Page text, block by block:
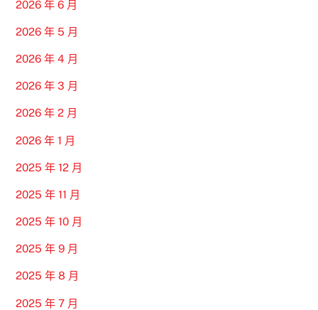
2026 年 6 月
2026 年 5 月
2026 年 4 月
2026 年 3 月
2026 年 2 月
2026 年 1 月
2025 年 12 月
2025 年 11 月
2025 年 10 月
2025 年 9 月
2025 年 8 月
2025 年 7 月